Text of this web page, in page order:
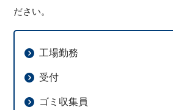
ださい。
工場勤務
受付
ゴミ収集員